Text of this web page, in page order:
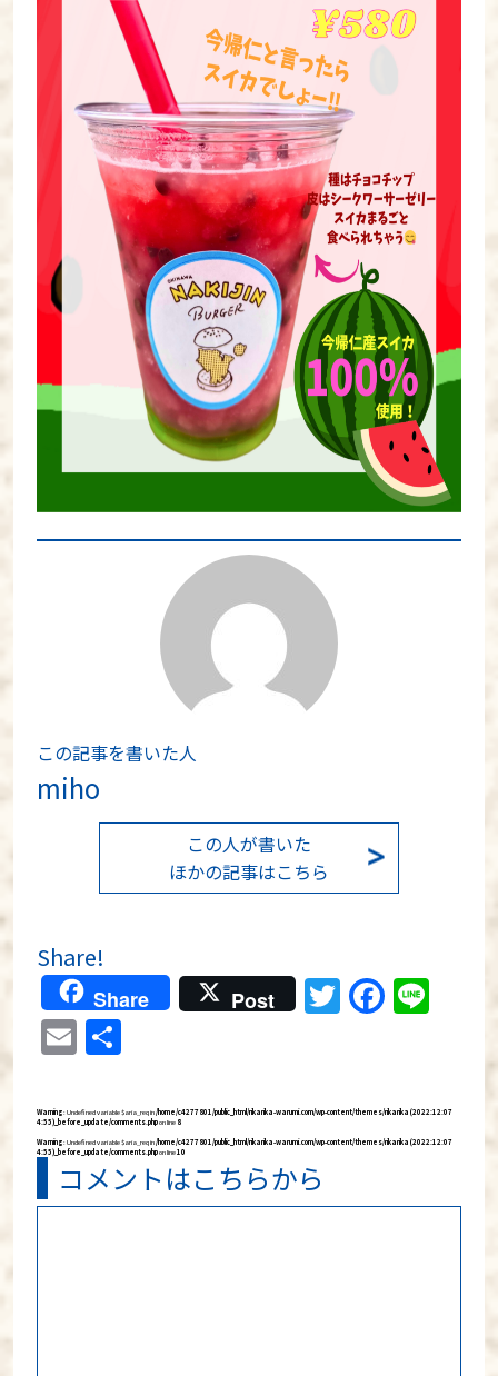
この記事を書いた人
miho
この人が書いた
ほかの記事はこちら
Share!
Share Post Twitter
Email
Warning: Undefined variable $aria_req in/home/c4277801/public_html/rikarika-warumi.com/wp-content/themes/rikarika (2022:12:07
4:55)_before_update/comments.phpon line 8
Warning: Undefined variable $aria_req in/home/c4277801/public_html/rikarika-warumi.com/wp-content/themes/rikarika (2022:12:07
4:55)_before_update/comments.phpon line10
コメントはこちらから